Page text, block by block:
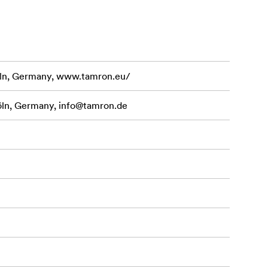
lineær
i
og et
Germany, www.tamron.eu/
Germany, info@tamron.de